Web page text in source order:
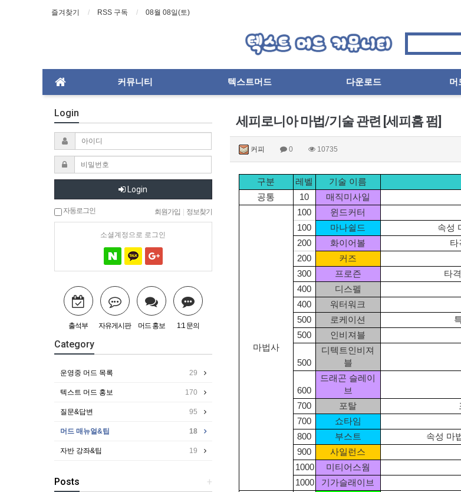
즐겨찾기 RSS 구독 08월 08일(토)
커뮤니티 텍스트머드 다운로드 머
세피로니아 마법/기술 관련 [세피홈 펌]
커피 0 10735
구분 레벨 기술 이름
공통 10 매직미사일
마법사
100 윈드커터
100 마나쉴드 속성
200 화이어볼 타
200 커즈
300 프로즌 타
400 디스펠
400 워터워크
500 로케이션
500 인비져블
500
디텍트인비져
블
600
드래곤 슬레이
브
700 포탈
700 쇼타임
800 부스트 속성 마
900 사일런스
1000 미티어스웜
1000 기가슬래이브
Login
Login
자동로그인 회원가입 정보찾기
소셜계정으로 로그인
출석부 자유게시판 머드 홍보 1:1 문의
Category
운영중 머드 목록 29
텍스트 머드 홍보 170
질문&답변 95
머드 매뉴얼&팁 18
자반 강좌&팁 19
+
Posts